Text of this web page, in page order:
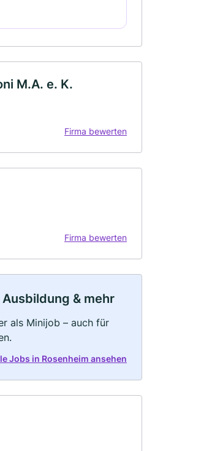
M.A. e. K.
Firma bewerten
Firma bewerten
& mehr
als Minijob – auch für
Jobs in Rosenheim ansehen